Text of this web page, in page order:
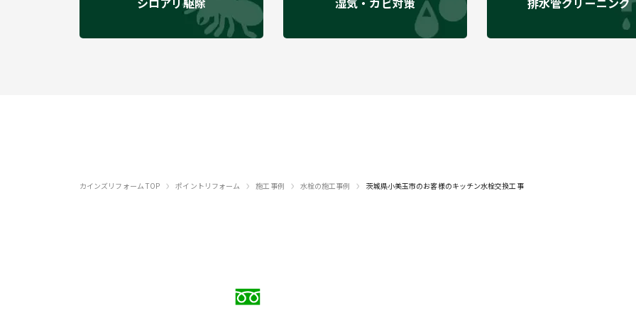
カインズリフォーム TOP › ポイントリフォーム › 施工事例 › 水栓の施工事例 › 茨城県小美玉市のお客様のキッチン水栓交換工事